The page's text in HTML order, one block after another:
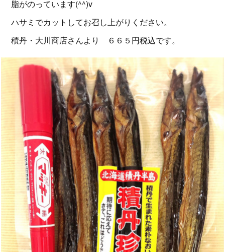
脂がのっています(^^)v
ハサミでカットしてお召し上がりください。
積丹・大川商店さんより ６６５円税込です。